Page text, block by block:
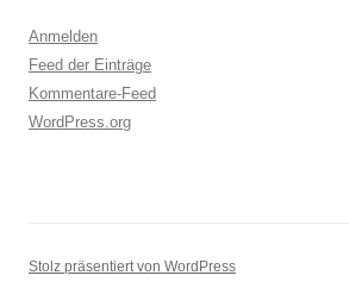
Anmelden
Feed der Einträge
Kommentare-Feed
WordPress.org
Stolz präsentiert von WordPress